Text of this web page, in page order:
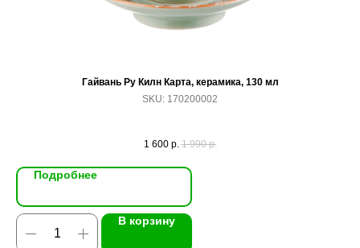
Гайвань Ру Килн Карта, керамика, 130 мл
SKU: 170200002
1 600 р. 1 990 р.
Подробнее
В корзину